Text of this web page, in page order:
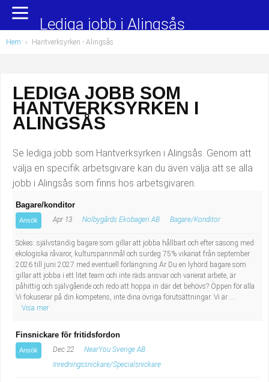
Yrkesområden
Administration, ekonomi, juridik
Chefer och verksamhetsledare
Data/IT
Försäljning, inköp, marknadsföring
Hantverksyrken
Hotell, restaurang, storhushåll
Hälso- och sjukvård
Industriell tillverkning
Installation, drift, underhåll
Kropps- och skönhetsvård
Kultur, media, design
Populära jobb
Undersköterska, hemtjänst och äldreboende
Barnskötare
Lärare i förskola/Förskollärare
Lagerarbetare
Bussförare/Busschaufför
Elevassistent
Personlig assistent
Behandlingsassistent/Socialpedagog
Tandsköterska
Budbilsförare
Tidningsbud/Tidningsdistributör
Lediga jobb i Alingsås
Hem › Hantverksyrken - Alingsås
LEDIGA JOBB SOM
HANTVERKSYRKEN I
ALINGSÅS
Se lediga jobb som Hantverksyrken i Alingsås. Genom att
välja en specifik arbetsgivare kan du även välja att se alla
jobb i Alingsås som finns hos arbetsgivaren.
Bagare/konditor
Ansök Apr 13 Nolbygårds Ekobageri AB Bagare/Konditor
Sökes: självständig bagare som gillar att jobba hållbart och efter säsong med
ekologiska råvaror, kulturspannmål och surdeg 75% vikariat från september
2026 till juni 2027 med eventuell förlängning Är Du en lyhörd bagare som
gillar att jobba i ett litet team och inte räds ansvar och varierat arbete, är
påhittig och självgående och redo att hoppa in där det behövs? Öppen för alla
Vi fokuserar på din kompetens, inte dina övriga förutsättningar. Vi är ...
Visa mer
Finsnickare för fritidsfordon
Ansök Dec 22
NearYou Sverige AB
Inredningssnickare/Specialsnickare